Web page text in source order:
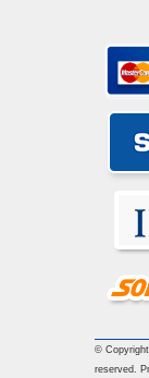
©
reserved.